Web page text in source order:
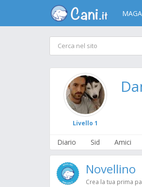
Livello 1
Diario Sid Amici
Novellino
Crea la tua prima